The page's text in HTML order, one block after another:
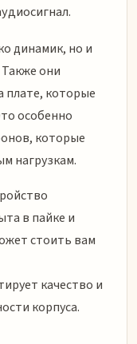
динамик, но и
они
плате, которые
особенно
которые
нагрузкам.
в пайке и
стоить вам
качество и
корпуса.